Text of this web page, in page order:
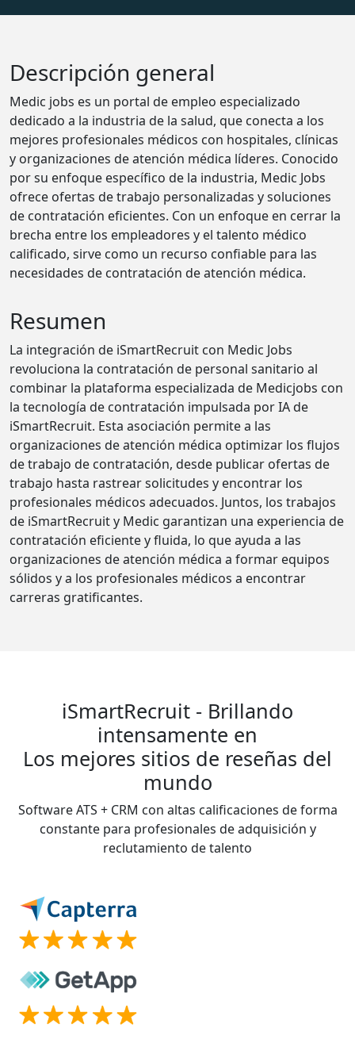
Descripción general
Medic jobs es un portal de empleo especializado
dedicado a la industria de la salud, que conecta a los
mejores profesionales médicos con hospitales, clínicas
y organizaciones de atención médica líderes. Conocido
por su enfoque específico de la industria, Medic Jobs
ofrece ofertas de trabajo personalizadas y soluciones
de contratación eficientes. Con un enfoque en cerrar la
brecha entre los empleadores y el talento médico
calificado, sirve como un recurso confiable para las
necesidades de contratación de atención médica.
Resumen
La integración de iSmartRecruit con Medic Jobs
revoluciona la contratación de personal sanitario al
combinar la plataforma especializada de Medicjobs con
la tecnología de contratación impulsada por IA de
iSmartRecruit. Esta asociación permite a las
organizaciones de atención médica optimizar los flujos
de trabajo de contratación, desde publicar ofertas de
trabajo hasta rastrear solicitudes y encontrar los
profesionales médicos adecuados. Juntos, los trabajos
de iSmartRecruit y Medic garantizan una experiencia de
contratación eficiente y fluida, lo que ayuda a las
organizaciones de atención médica a formar equipos
sólidos y a los profesionales médicos a encontrar
carreras gratificantes.
iSmartRecruit - Brillando
intensamente en
Los mejores sitios de reseñas del
mundo
Software ATS + CRM con altas calificaciones de forma
constante para profesionales de adquisición y
reclutamiento de talento